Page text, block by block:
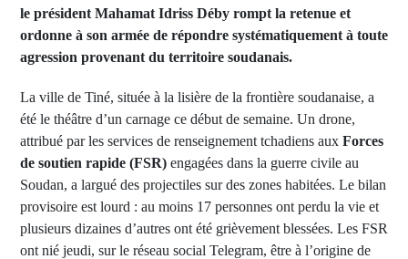
le président Mahamat Idriss Déby rompt la retenue et
ordonne à son armée de répondre systématiquement à toute
agression provenant du territoire soudanais.
La ville de Tiné, située à la lisière de la frontière soudanaise, a
été le théâtre d’un carnage ce début de semaine. Un drone,
attribué par les services de renseignement tchadiens aux Forces
de soutien rapide (FSR) engagées dans la guerre civile au
Soudan, a largué des projectiles sur des zones habitées. Le bilan
provisoire est lourd : au moins 17 personnes ont perdu la vie et
plusieurs dizaines d’autres ont été grièvement blessées. Les FSR
ont nié jeudi, sur le réseau social Telegram, être à l’origine de